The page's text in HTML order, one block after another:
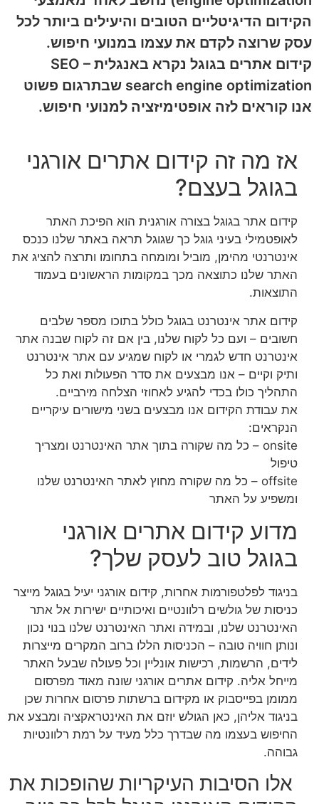
הקידום הדיגיטליים הטובים והיעילים ביותר לכל
עסק שרוצה לקדם את עצמו במנועי חיפוש.
קידום אתרים בגוגל נקרא באנגלית SEO –
search engine optimization שבתרגום פשוט
אנו קוראים לזה אופטימיזציה למנועי חיפוש.
אז מה זה קידום אתרים אורגני
בגוגל בעצם?
קידום אתר בגוגל בצורה אורגנית הוא הפיכת האתר
לאופטמילי בעיני גוגל כך שגוגל תראה באתר שלנו כנכס
אינטרנטי מהימן, מוביל ומומחה בתחומו ותרצה להציג את
האתר שלנו כתוצאה מכך במקומות הראשונים בעמוד
התוצאות.
קידום אתר אינטרנט בגוגל כולל בתוכו מספר שלבים
חשובים – ועם כל לקוח שלנו, בין אם זה לקוח שבנה אתר
אינטרנט חדש לגמרי או לקוח שמגיע עם אתר אינטרנט
ותיק וקיים – אנו מבצעים את סדר הפעולות ואת כל
התהליך כולו בכדי להגיע לאחוזי הצלחה מירביים.
את עבודת הקידום אנו מבצעים בשני מישורים עיקריים
הנקראים:
onsite – כל מה שקורה בתוך אתר האינטרנט ומצריך
טיפול
offsite – כל מה שקורה מחוץ לאתר האינטרנט שלנו
ומשפיע על האתר
מדוע קידום אתרים אורגני
בגוגל טוב לעסק שלך?
בניגוד לפלטפורמות אחרות, קידום אורגני יעיל בגוגל מייצר
כניסות של גולשים רלוונטיים ואיכותיים ישירות אל אתר
האינטרנט שלנו, ובמידה ואתר האינטרנט שלנו בנוי נכון
ונותן חוויה טובה – הכניסות הללו ברוב המקרים מייצרות
לידים, הרשמות, רכישות אונליין וכל פעולה שבעל האתר
מייחל אליה. קידום אתרים אורגני שונה מאוד מפרסום
ממומן בפייסבוק או מקידום ברשתות פרסום אחרות שכן
בניגוד אליהן, כאן הגולש יוזם את האינטראקציה ומבצע את
החיפוש בעצמו מה שבדרך כלל מעיד על רמת רלוונטיות
גבוהה.
אלו הסיבות העיקריות שהופכות את
format_underlined הוסף קו תחתון לקישורים
font_download סמן קישורים
לאפס
כל
האפשרויות
cached